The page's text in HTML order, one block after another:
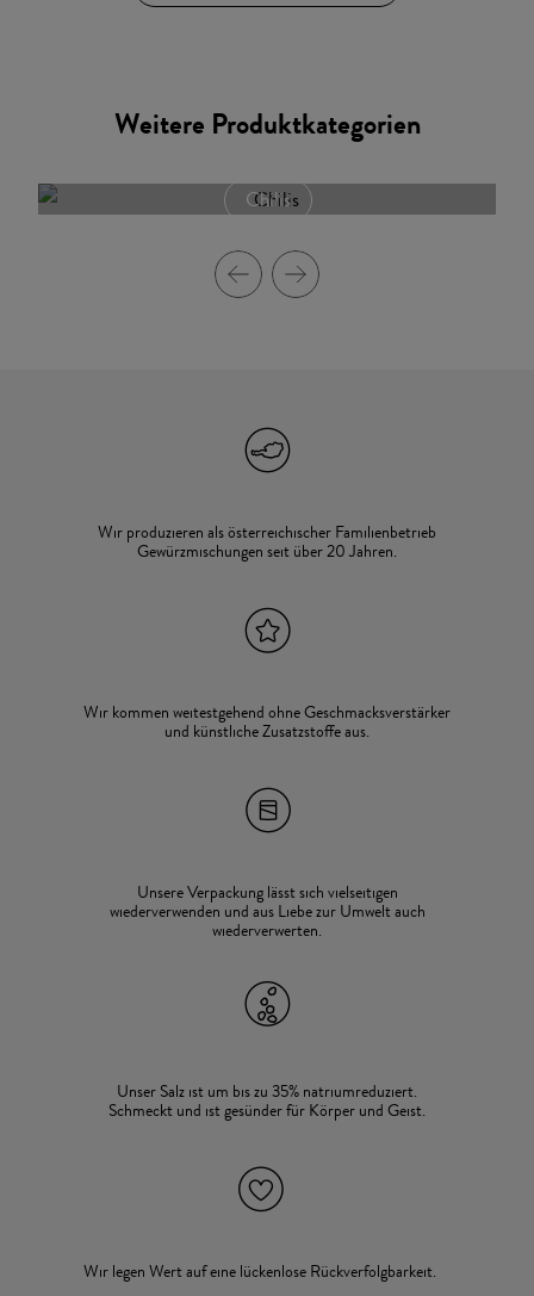
Weitere Produktkategorien
Chilis
Wir produzieren als österreichischer Familienbetrieb
Gewürzmischungen seit über 20 Jahren.
Wir kommen weitestgehend ohne Geschmacksverstärker
und künstliche Zusatzstoffe aus.
Unsere Verpackung lässt sich vielseitigen
wiederverwenden und aus Liebe zur Umwelt auch
wiederverwerten.
Unser Salz ist um bis zu 35% natriumreduziert.
Schmeckt und ist gesünder für Körper und Geist.
Wir legen Wert auf eine lückenlose Rückverfolgbarkeit.